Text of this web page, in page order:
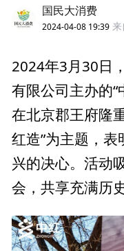
国民大消费
2024-04-08 19:39 来
2024年3月30日
有限公司主办的
在北京郡王府隆
红造”为主题，
兴的决心。活动
会，共享充满历